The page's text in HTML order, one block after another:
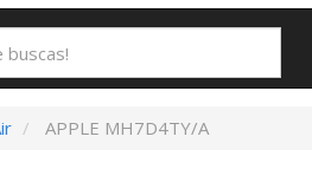
APPLE MH7D4TY/A